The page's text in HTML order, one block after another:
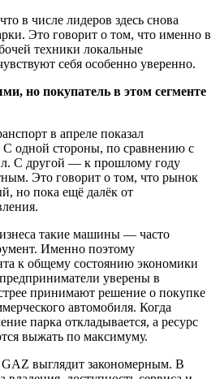
в числе лидеров здесь снова
Это говорит о том, что именно в
техники локальные
себя особенно уверенно.
но покупатель в этом сегменте
в апреле показал
С одной стороны, по сравнению с
С другой — к прошлому году
Это говорит о том, что рынок
но пока ещё далёк от
такие машины — часто
Именно поэтому
к общему состоянию экономики
уверены в
принимают решение о покупке
автомобиля. Когда
парка откладывается, а ресурс
выжать по максимуму.
выглядит закономерным. В